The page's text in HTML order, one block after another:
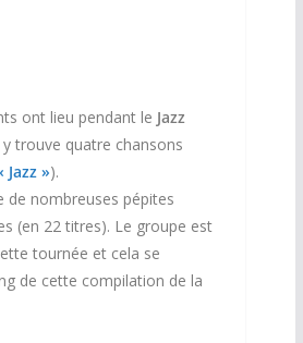
ont lieu pendant le Jazz
y trouve quatre chansons
Jazz »).
de nombreuses pépites
(en 22 titres). Le groupe est
tournée et cela se
de cette compilation de la